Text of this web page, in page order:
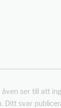
ser till att
svar